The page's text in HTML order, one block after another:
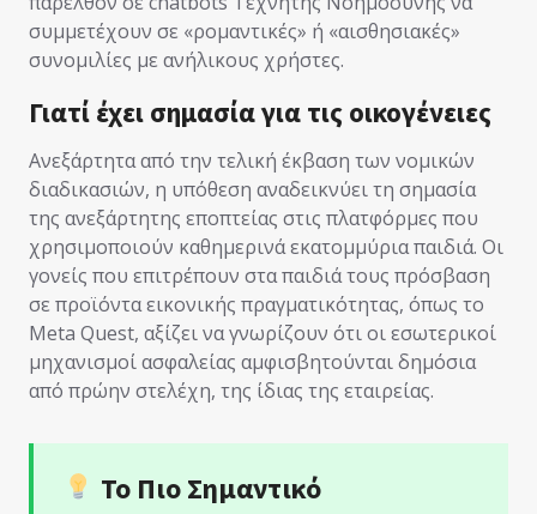
συμμετέχουν σε «ρομαντικές» ή «αισθησιακές»
συνομιλίες με ανήλικους χρήστες.
Γιατί έχει σημασία για τις οικογένειες
Ανεξάρτητα από την τελική έκβαση των νομικών
διαδικασιών, η υπόθεση αναδεικνύει τη σημασία
της ανεξάρτητης εποπτείας στις πλατφόρμες που
χρησιμοποιούν καθημερινά εκατομμύρια παιδιά. Οι
γονείς που επιτρέπουν στα παιδιά τους πρόσβαση
σε προϊόντα εικονικής πραγματικότητας, όπως το
Meta Quest, αξίζει να γνωρίζουν ότι οι εσωτερικοί
μηχανισμοί ασφαλείας αμφισβητούνται δημόσια
από πρώην στελέχη, της ίδιας της εταιρείας.
Το Πιο Σημαντικό